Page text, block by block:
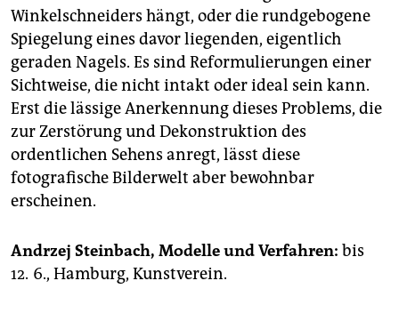
Winkelschneiders hängt, oder die rundgebogene
Spiegelung eines davor liegenden, eigentlich
geraden Nagels. Es sind Reformulierungen einer
Sichtweise, die nicht intakt oder ideal sein kann.
Erst die lässige Anerkennung dieses Problems, die
zur Zerstörung und Dekonstruktion des
ordentlichen Sehens anregt, lässt diese
fotografische Bilderwelt aber bewohnbar
erscheinen.
Andrzej Steinbach, Modelle und Verfahren: bis
12. 6., Hamburg, Kunstverein.